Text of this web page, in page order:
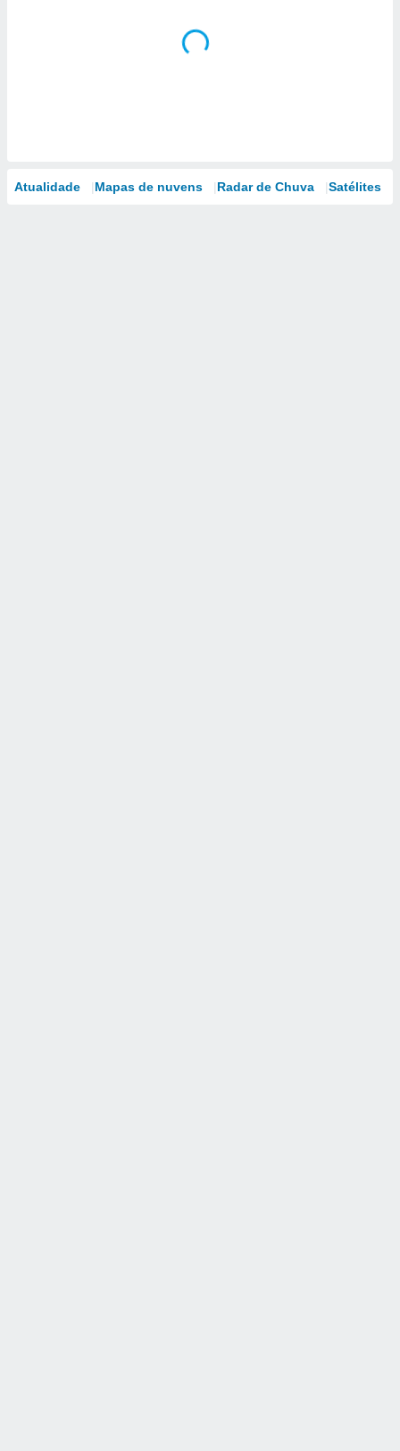
Atualidade Mapas de nuvens Radar de Chuva Satélites